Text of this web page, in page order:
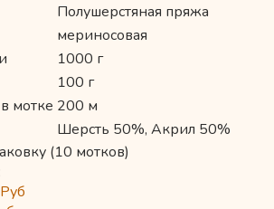
Полушерстяная пряжа
мериносовая
1000 г
100 г
мотке 200 м
Шерсть 50%, Акрил 50%
(10 мотков)
Руб